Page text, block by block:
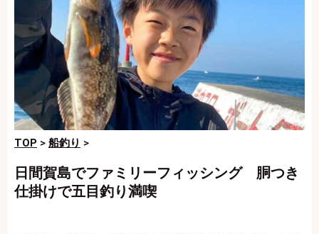
TOP > 船釣り >
日間賀島でファミリーフィッシング 胴つき
仕掛けで五目釣り満喫